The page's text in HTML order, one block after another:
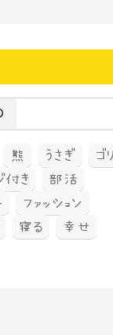
熊 うさぎ
ゴ
付き
部活
ファッション
寝る
幸せ